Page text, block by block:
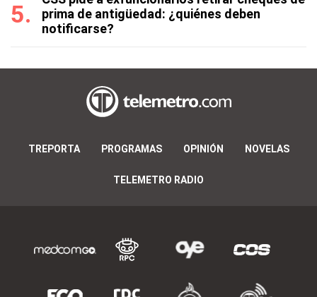
prima de antigüedad: ¿quiénes deben
notificarse?
TREPORTA PROGRAMAS OPINIÓN NOVELAS
TELEMETRO RADIO